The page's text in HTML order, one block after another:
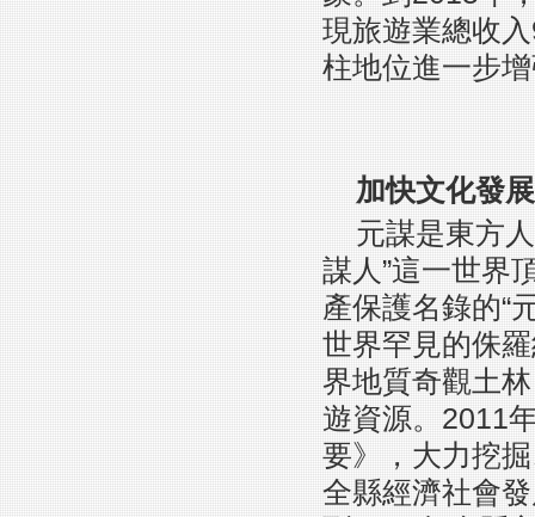
現旅遊業總收
柱地位進一步
加快文化發
元謀是東方
謀人”這一世界
產保護名錄的“
世界罕見的侏
界地質奇觀土
遊資源。2011
要》，大力挖
全縣經濟社會